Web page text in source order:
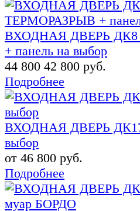
ВХОДНАЯ ДВЕРЬ
+ панель на выбор
44 800 42 800 руб.
Подробнее
ВХОДНАЯ ДВЕРЬ ДК17
выбор
от 46 800 руб.
Подробнее